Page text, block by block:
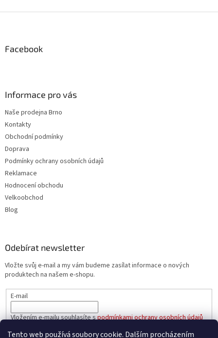
Tento web používá soubory cookie. Dalším procházením
Facebook
Informace pro vás
Naše prodejna Brno
Kontakty
Obchodní podmínky
Doprava
Podmínky ochrany osobních údajů
Reklamace
Hodnocení obchodu
Velkoobchod
Blog
Odebírat newsletter
Vložte svůj e-mail a my vám budeme zasílat informace o nových
produktech na našem e-shopu.
E-mail
Vložením e-mailu souhlasíte spodmínkami ochrany osobních údajů